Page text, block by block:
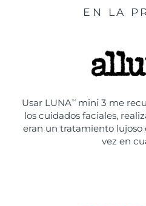
EN LA
Usar LUNATMmini 3 me
los cuidados faciales,
eran un tratamiento lujoso
vez en